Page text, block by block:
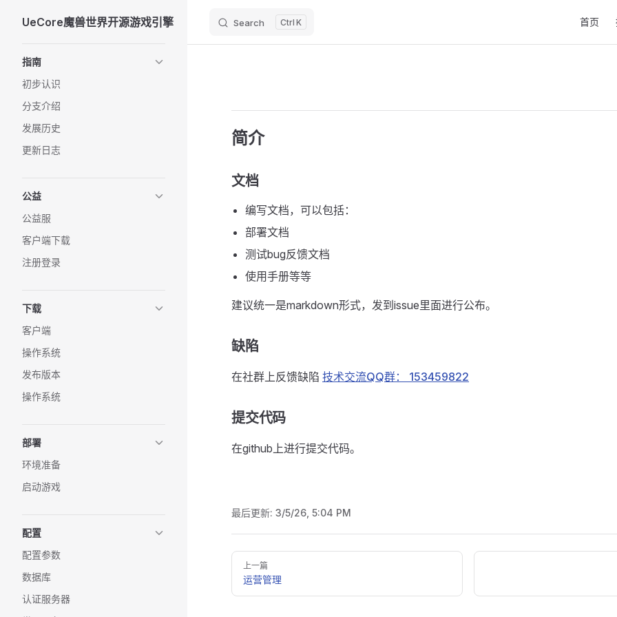
Skip to content
UeCore魔兽世界开源游戏引擎 Search K 首页
指南
初步认识
分支介绍
发展历史
更新日志
公益
公益服
客户端下载
注册登录
下载
客户端
操作系统
发布版本
操作系统
部署
环境准备
启动游戏
配置
配置参数
数据库
认证服务器
简介
文档
编写文档，可以包括：
部署文档
测试bug反馈文档
使用手册等等
建议统一是markdown形式，发到issue里面进行公布。
缺陷
在社群上反馈缺陷 技术交流QQ群： 153459822
提交代码
在github上进行提交代码。
最后更新: 3/5/26, 5:04 PM
Pager
上一篇
运营管理